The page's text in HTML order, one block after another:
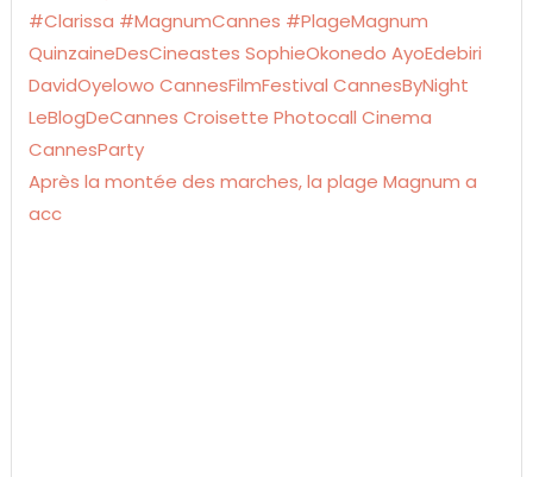
Après la montée des marches, la plage Magnum a
acc